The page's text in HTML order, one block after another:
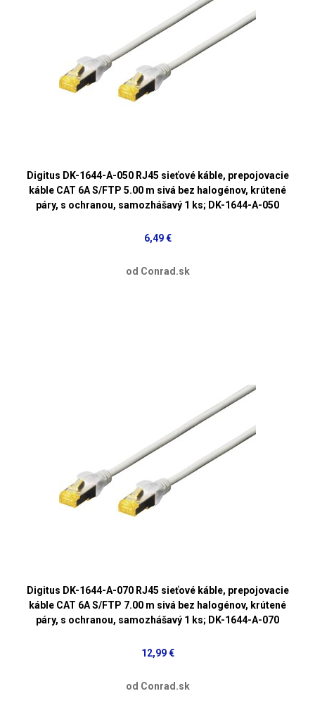
Digitus DK-1644-A-050 RJ45 sieťové káble, prepojovacie
káble CAT 6A S/FTP 5.00 m sivá bez halogénov, krútené
páry, s ochranou, samozhášavý 1 ks; DK-1644-A-050
6,49 €
od Conrad.sk
Digitus DK-1644-A-070 RJ45 sieťové káble, prepojovacie
káble CAT 6A S/FTP 7.00 m sivá bez halogénov, krútené
páry, s ochranou, samozhášavý 1 ks; DK-1644-A-070
12,99 €
od Conrad.sk